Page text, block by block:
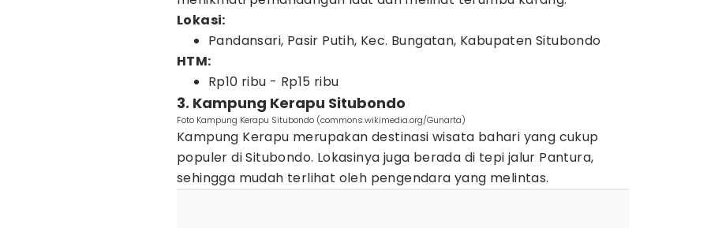
Lokasi:
Pandansari, Pasir Putih, Kec. Bungatan, Kabupaten Situbondo
HTM:
Rp10 ribu - Rp15 ribu
3. Kampung Kerapu Situbondo
Foto Kampung Kerapu Situbondo (commons.wikimedia.org/Gunarta)
Kampung Kerapu merupakan destinasi wisata bahari yang cukup
populer di Situbondo. Lokasinya juga berada di tepi jalur Pantura,
sehingga mudah terlihat oleh pengendara yang melintas.